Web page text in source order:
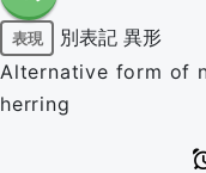
表現 別表記 異形
Alternative form of
herring